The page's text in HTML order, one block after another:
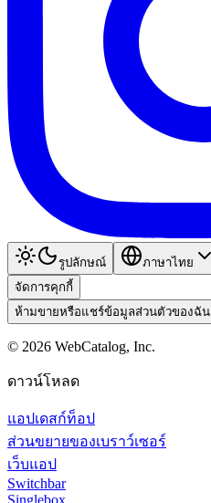
รูปลักษณ์
ภาษาไทย
จัดการคุกกี้
ห้ามขายหรือแชร์ข้อมูลส่วนตัวของฉัน
© 2026 WebCatalog, Inc.
ดาวน์โหลด
แอปเดสก์ท็อป
ส่วนขยายของเบราว์เซอร์
เว็บแอป
Switchbar
Singlebox